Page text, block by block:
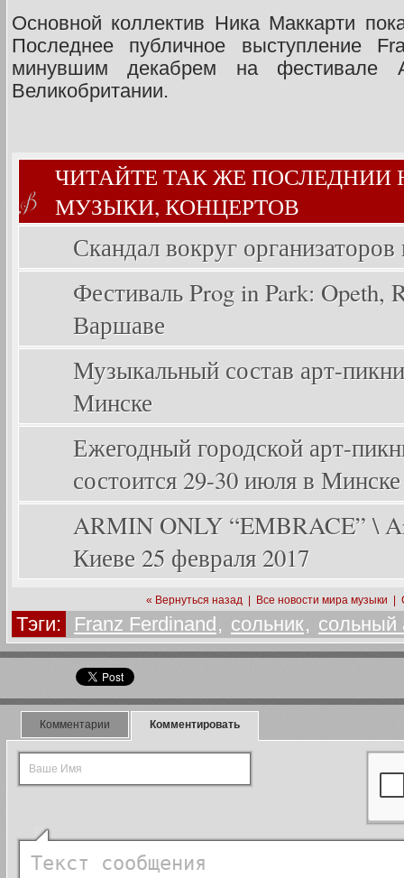
Основной коллектив Ника Маккарти
Последнее публичное выступление
минувшим декабрем на фестивале
Великобритании.
ЧИТАЙТЕ ТАК ЖЕ ПОСЛЕДНИИ
МУЗЫКИ, КОНЦЕРТОВ
Скандал вокруг
Фестиваль Prog in Park: Opeth,
Варшаве
Музыкальный состав арт-
Минске
Ежегодный городской арт-
состоится 29-30 июля в Минске
ARMIN ONLY “EMBRACE” \
Киеве 25 февраля 2017
« Вернуться назад Все новости мира музыки
Тэги: Franz Ferdinand, сольник, сольный
Комментарии Комментировать